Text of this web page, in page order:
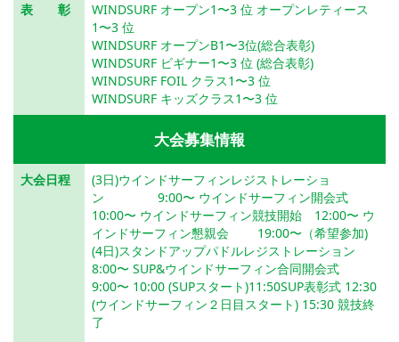
表 彰
WINDSURF オープン1〜3 位 オープンレティース
1〜3 位
WINDSURF オープンB1〜3位(総合表彰)
WINDSURF ビギナー1〜3 位 (総合表彰)
WINDSURF FOIL クラス1〜3 位
WINDSURF キッズクラス1〜3 位
大会募集情報
大会日程
(3日)ウインドサーフィンレジストレーショ
ン 9:00〜 ウインドサーフィン開会式
10:00〜 ウインドサーフィン競技開始 12:00〜 ウ
インドサーフィン懇親会 19:00〜（希望参加)
(4日)スタンドアップパドルレジストレーション
8:00〜 SUP&ウインドサーフィン合同開会式
9:00〜 10:00 (SUPスタート)11:50SUP表彰式 12:30
(ウインドサーフィン２日目スタート) 15:30 競技終
了